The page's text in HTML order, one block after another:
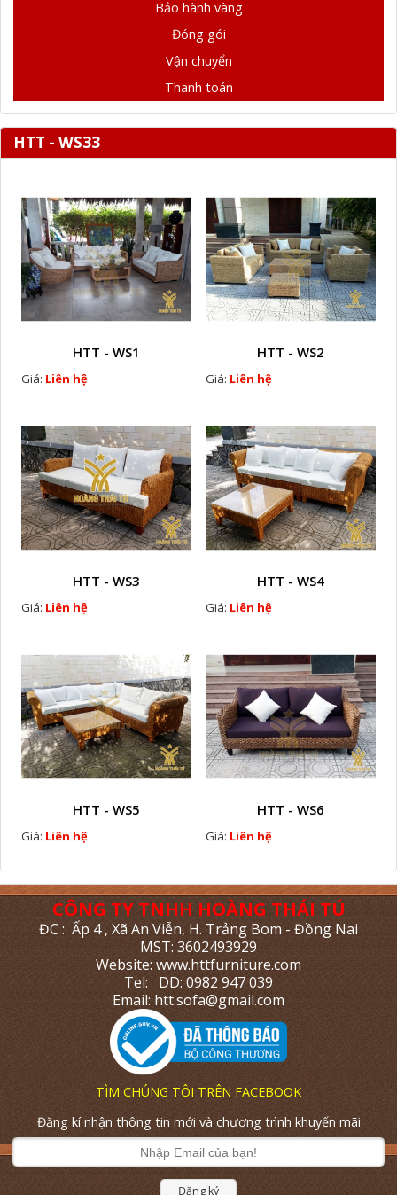
Bảo hành vàng
Đóng gói
Vận chuyển
Thanh toán
HTT - WS33
HTT - WS1
Giá: Liên hệ
HTT - WS2
Giá: Liên hệ
HTT - WS3
Giá: Liên hệ
HTT - WS4
Giá: Liên hệ
HTT - WS5
Giá: Liên hệ
HTT - WS6
Giá: Liên hệ
CÔNG TY TNHH HOÀNG THÁI TÚ
ĐC : Ấp 4 , Xã An Viễn, H. Trảng Bom - Đồng Nai
MST: 3602493929
Website: www.httfurniture.com
Tel: DD: 0982 947 039
Email: htt.sofa@gmail.com
TÌM CHÚNG TÔI TRÊN FACEBOOK
Đăng kí nhận thông tin mới và chương trình khuyến mãi
Đăng ký